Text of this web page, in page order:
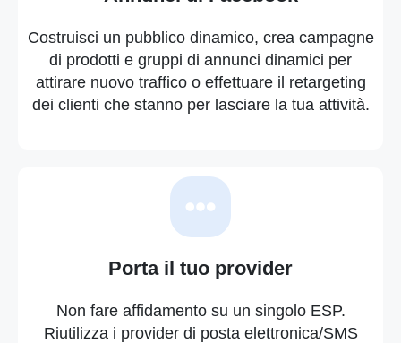
Costruisci un pubblico dinamico, crea campagne
di prodotti e gruppi di annunci dinamici per
attirare nuovo traffico o effettuare il retargeting
dei clienti che stanno per lasciare la tua attività.
Porta il tuo provider
Non fare affidamento su un singolo ESP.
Riutilizza i provider di posta elettronica/SMS